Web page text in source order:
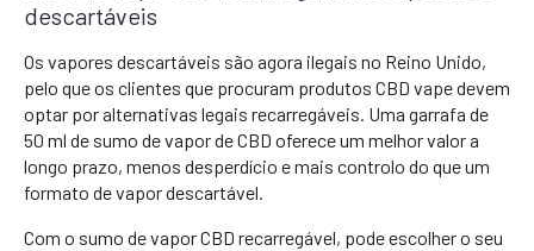
descartáveis
Os vapores descartáveis são agora ilegais no Reino Unido,
pelo que os clientes que procuram produtos CBD vape devem
optar por alternativas legais recarregáveis. Uma garrafa de
50 ml de sumo de vapor de CBD oferece um melhor valor a
longo prazo, menos desperdício e mais controlo do que um
formato de vapor descartável.
Com o sumo de vapor CBD recarregável, pode escolher o seu